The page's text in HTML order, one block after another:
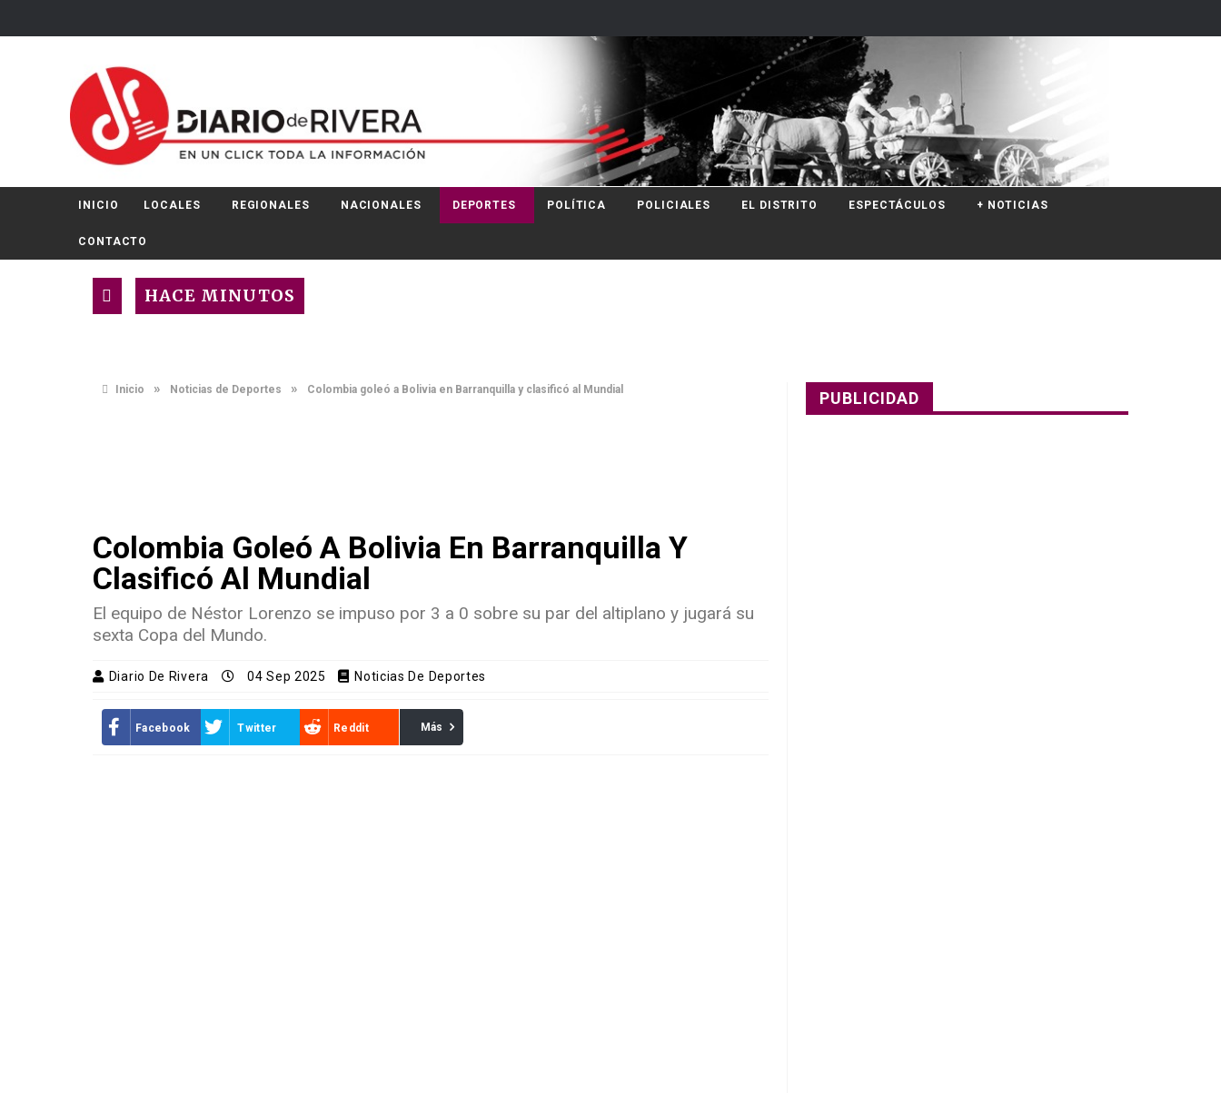
INICIO LOCALES REGIONALES NACIONALES DEPORTES POLÍTICA POLICIALES EL DISTRITO ESPECTÁCULOS + NOTICIAS
CONTACTO
HACE MINUTOS
Inicio » Noticias de Deportes » Colombia goleó a Bolivia en Barranquilla y clasificó al Mundial
Colombia Goleó A Bolivia En Barranquilla Y
Clasificó Al Mundial
El equipo de Néstor Lorenzo se impuso por 3 a 0 sobre su par del altiplano y jugará su
sexta Copa del Mundo.
Diario De Rivera 04 Sep 2025 Noticias De Deportes
Facebook Twitter Reddit Más
PUBLICIDAD